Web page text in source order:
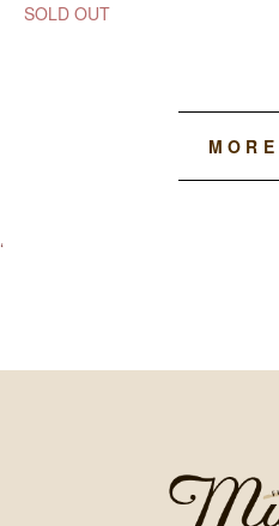
SOLD OUT
MORE
‘